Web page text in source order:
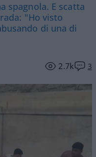
spagnola. E scatta
"Ho visto
di una di
2.7k 3